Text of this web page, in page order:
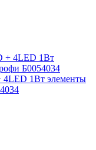
4LED 1Вт элементы